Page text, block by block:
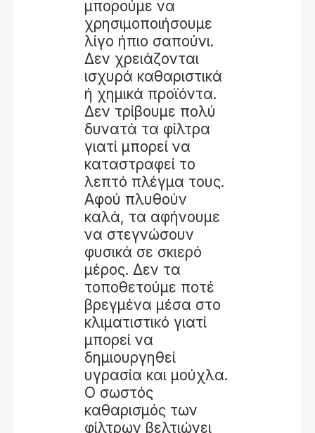
μπορούμε να
χρησιμοποιήσουμε
λίγο ήπιο σαπούνι.
Δεν χρειάζονται
ισχυρά καθαριστικά
ή χημικά προϊόντα.
Δεν τρίβουμε πολύ
δυνατά τα φίλτρα
γιατί μπορεί να
καταστραφεί το
λεπτό πλέγμα τους.
Αφού πλυθούν
καλά, τα αφήνουμε
να στεγνώσουν
φυσικά σε σκιερό
μέρος. Δεν τα
τοποθετούμε ποτέ
βρεγμένα μέσα στο
κλιματιστικό γιατί
μπορεί να
δημιουργηθεί
υγρασία και μούχλα.
Ο σωστός
καθαρισμός των
φίλτρων βελτιώνει